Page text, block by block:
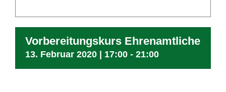
Vorbereitungskurs Ehrenamtliche
13. Februar 2020 | 17:00 - 21:00